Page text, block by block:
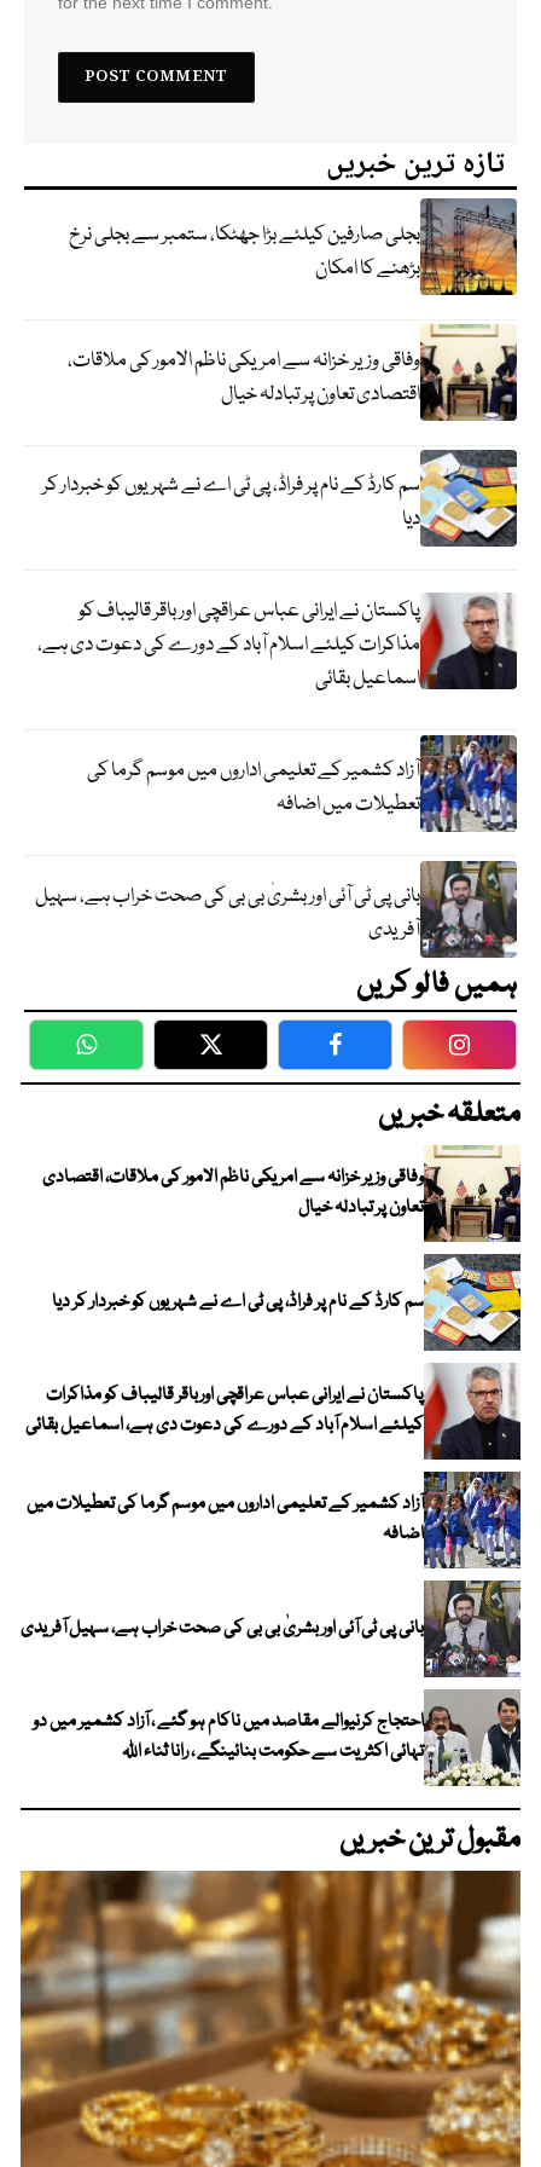
تازہ ترین خبریں
بجلی صارفین کیلئے بڑا جھٹکا، ستمبر سے بجلی نرخ
بڑھنے کا امکان
وفاقی وزیر خزانہ سے امریکی ناظم الامور کی ملاقات،
اقتصادی تعاون پر تبادلہ خیال
سم کارڈ کے نام پر فراڈ، پی ٹی اے نے شہریوں کو خبردار کر
دیا
پاکستان نے ایرانی عباس عراقچی اورباقر قالیباف کو
مذاکرات کیلئے اسلام آباد کے دورے کی دعوت دی ہے،
اسماعیل بقائی
آزاد کشمیر کے تعلیمی اداروں میں موسم گرما کی
تعطیلات میں اضافہ
بانی پی ٹی آئی اور بشریٰ بی بی کی صحت خراب ہے، سہیل
آفریدی
ہمیں فالو کریں
WhatsApp Twitter Facebook
متعلقہ خبریں
وفاقی وزیر خزانہ سے امریکی ناظم الامور کی ملاقات، اقتصادی
تعاون پر تبادلہ خیال
سم کارڈ کے نام پر فراڈ، پی ٹی اے نے شہریوں کو خبردار کر دیا
پاکستان نے ایرانی عباس عراقچی اورباقر قالیباف کو مذاکرات
کیلئے اسلام آباد کے دورے کی دعوت دی ہے، اسماعیل بقائی
آزاد کشمیر کے تعلیمی اداروں میں موسم گرما کی تعطیلات میں
اضافہ
بانی پی ٹی آئی اور بشریٰ بی بی کی صحت خراب ہے، سہیل آفریدی
احتجاج کرنیوالے مقاصد میں ناکام ہو گئے ، آزاد کشمیر میں دو
تہائی اکثریت سے حکومت بنائینگے ، رانا ثناء اللہ
مقبول ترین خبریں